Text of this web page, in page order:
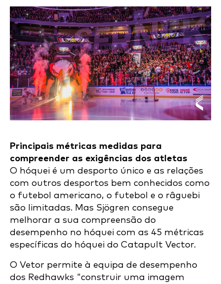
Principais métricas medidas para
compreender as exigências dos atletas
O hóquei é um desporto único e as relações
com outros desportos bem conhecidos como
o futebol americano, o futebol e o râguebi
são limitadas. Mas Sjögren consegue
melhorar a sua compreensão do
desempenho no hóquei com as 45 métricas
específicas do hóquei do Catapult Vector.
O Vetor permite à equipa de desempenho
dos Redhawks "construir uma imagem